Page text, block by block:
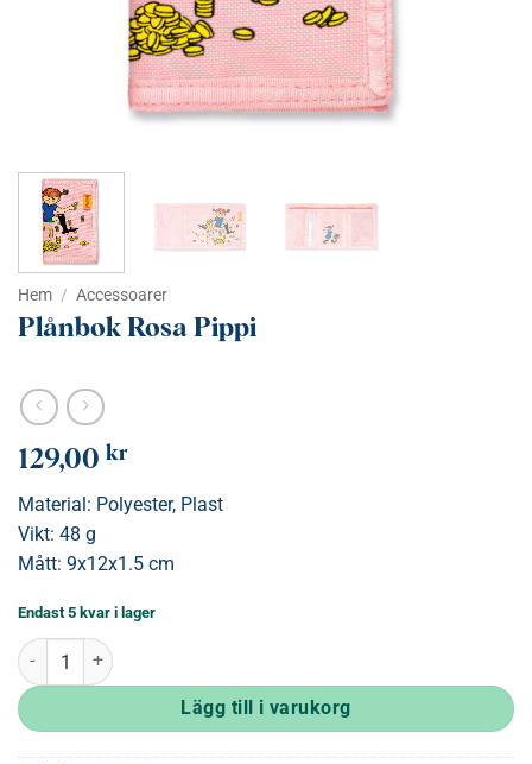
Hem / Accessoarer
Plånbok Rosa Pippi
129,00 kr
Material: Polyester, Plast
Vikt: 48 g
Mått: 9x12x1.5 cm
Endast 5 kvar i lager
Plånbok Rosa Pippi mängd
Lägg till i varukorg